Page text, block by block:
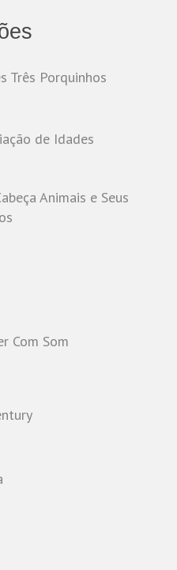
Três Porquinhos
de Idades
Animais e Seus
Com Som